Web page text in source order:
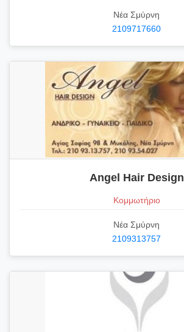
Νέα Σμύρνη
2109717660
Angel Hair Design
Κομμωτήριο
Νέα Σμύρνη
2109313757